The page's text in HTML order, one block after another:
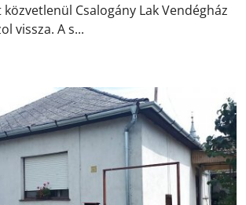
Csalogány Lak Vendégház
vissza. A s...